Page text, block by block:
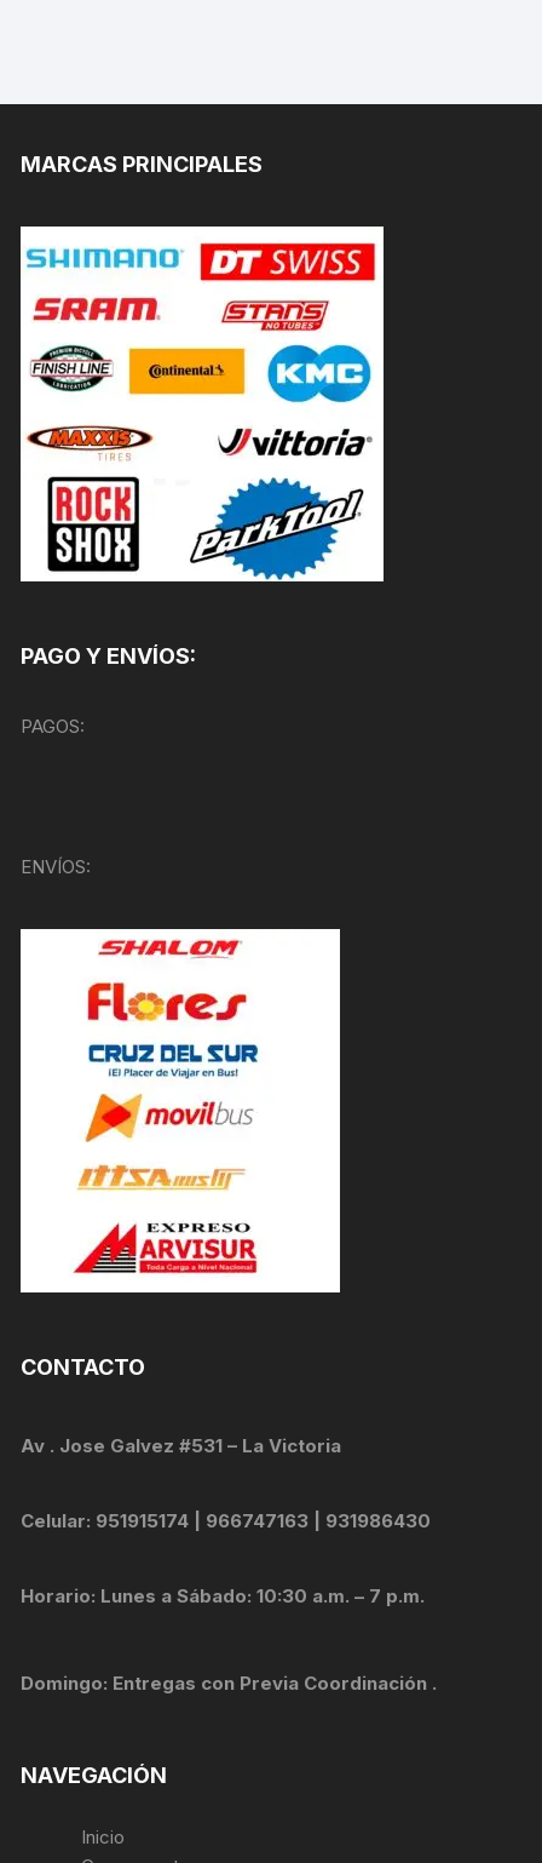
MARCAS PRINCIPALES
PAGO Y ENVÍOS:
PAGOS:
ENVÍOS:
CONTACTO
Av . Jose Galvez #531 – La Victoria
Celular: 951915174 | 966747163 | 931986430
Horario: Lunes a Sábado: 10:30 a.m. – 7 p.m.
Domingo: Entregas con Previa Coordinación .
NAVEGACIÓN
Inicio